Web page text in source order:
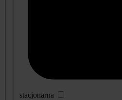
stacjonarna